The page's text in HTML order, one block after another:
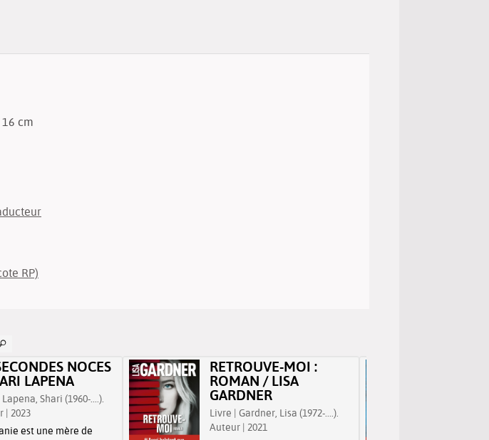
cm
RP)
NOCES
LAPENA
Shari (1960-....).
| 2023
est une mère de
RETROUVE-MOI :
ROMAN / LISA
GARDNER
Livre | Gardner, Lisa (1972-....).
Auteur | 2021